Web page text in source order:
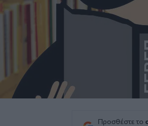
Προσθέστε το